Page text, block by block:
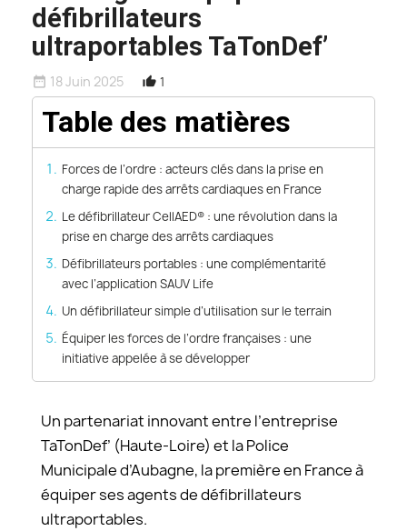
défibrillateurs
ultraportables TaTonDef’
date_range 18 Juin 2025 thumb_up_alt 1
Table des matières
Forces de l’ordre : acteurs clés dans la prise en
charge rapide des arrêts cardiaques en France
Le défibrillateur CellAED® : une révolution dans la
prise en charge des arrêts cardiaques
Défibrillateurs portables : une complémentarité
avec l’application SAUV Life
Un défibrillateur simple d’utilisation sur le terrain
Équiper les forces de l’ordre françaises : une
initiative appelée à se développer
Un partenariat innovant entre l’entreprise
TaTonDef’ (Haute-Loire) et la Police
Municipale d’Aubagne, la première en France à
équiper ses agents de défibrillateurs
ultraportables.